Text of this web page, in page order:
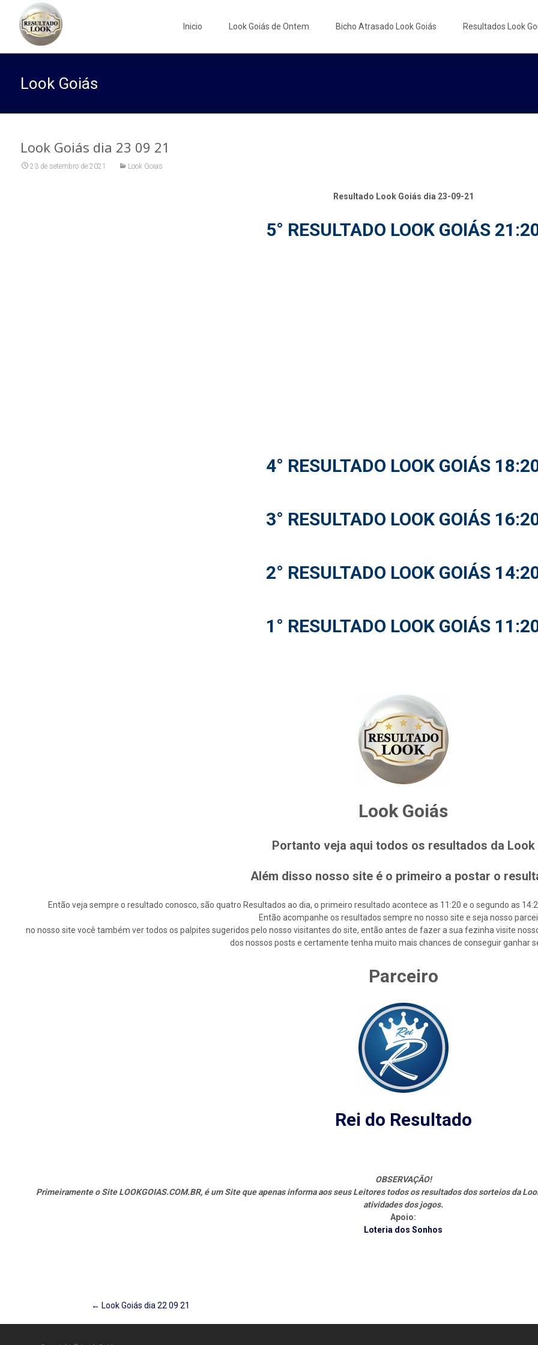
Inicio Look Goiás de Ontem Bicho Atrasado Look Goiás Resultados Look
Look Goiás
Look Goiás dia 23 09 21
23 de setembro de 2021 Look Goias
Resultado Look Goiás dia 23-09-21
5° RESULTADO LOOK GOIÁS
4° RESULTADO LOOK GOIÁS
3° RESULTADO LOOK GOIÁS
2° RESULTADO LOOK GOIÁS
1° RESULTADO LOOK GOIÁS
Look Goiás
Portanto veja aqui todos os resultados da Look
Além disso nosso site é o primeiro a postar o
Então veja sempre o resultado conosco, são quatro Resultados ao dia, o primeiro resultado acontece as 11:20 e o segundo as
Então acompanhe os resultados sempre no nosso site e seja nosso
no nosso site você também ver todos os palpites sugeridos pelo nosso visitantes do site, então antes de fazer a sua fezinha visite
dos nossos posts e certamente tenha muito mais chances de conseguir ganhar
Parceiro
Rei do Resultado
OBSERVAÇÃO!
Primeiramente o Site LOOKGOIAS.COM.BR, é um Site que apenas informa aos seus Leitores todos os resultados dos sorteios da
atividades dos jogos.
Apoio:
Loteria dos Sonhos
Post
← Look Goiás dia 22 09 21